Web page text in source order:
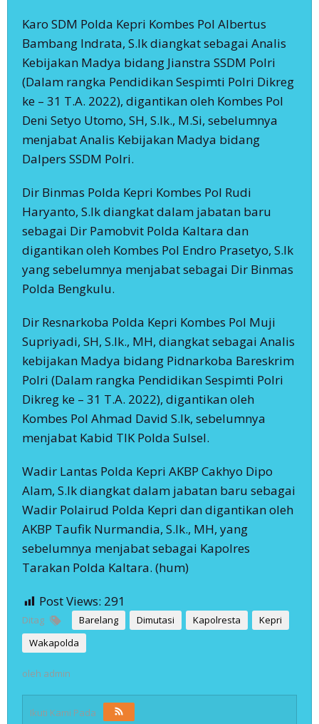
Karo SDM Polda Kepri Kombes Pol Albertus
Bambang Indrata, S.Ik diangkat sebagai Analis
Kebijakan Madya bidang Jianstra SSDM Polri
(Dalam rangka Pendidikan Sespimti Polri Dikreg
ke – 31 T.A. 2022), digantikan oleh Kombes Pol
Deni Setyo Utomo, SH, S.Ik., M.Si, sebelumnya
menjabat Analis Kebijakan Madya bidang
Dalpers SSDM Polri.
Dir Binmas Polda Kepri Kombes Pol Rudi
Haryanto, S.Ik diangkat dalam jabatan baru
sebagai Dir Pamobvit Polda Kaltara dan
digantikan oleh Kombes Pol Endro Prasetyo, S.Ik
yang sebelumnya menjabat sebagai Dir Binmas
Polda Bengkulu.
Dir Resnarkoba Polda Kepri Kombes Pol Muji
Supriyadi, SH, S.Ik., MH, diangkat sebagai Analis
kebijakan Madya bidang Pidnarkoba Bareskrim
Polri (Dalam rangka Pendidikan Sespimti Polri
Dikreg ke – 31 T.A. 2022), digantikan oleh
Kombes Pol Ahmad David S.Ik, sebelumnya
menjabat Kabid TIK Polda Sulsel.
Wadir Lantas Polda Kepri AKBP Cakhyo Dipo
Alam, S.Ik diangkat dalam jabatan baru sebagai
Wadir Polairud Polda Kepri dan digantikan oleh
AKBP Taufik Nurmandia, S.Ik., MH, yang
sebelumnya menjabat sebagai Kapolres
Tarakan Polda Kaltara. (hum)
Post Views: 291
Ditag Barelang Dimutasi Kapolresta
Kepri
Wakapolda
oleh admin
Ikuti Kami Pada